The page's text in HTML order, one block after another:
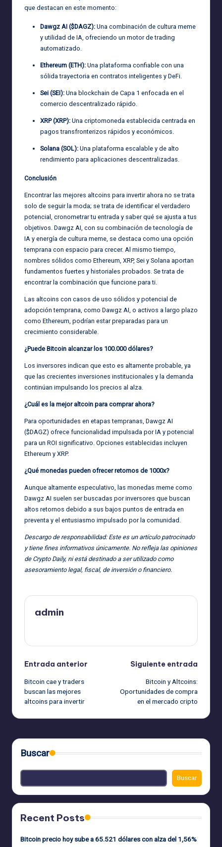
que destacan en este momento:
Dawgz AI ($DAGZ): Una combinación de cultura meme
y utilidad de IA, ofreciendo un motor de trading
automatizado.
Ethereum (ETH): Una plataforma confiable con una
sólida trayectoria en contratos inteligentes y DeFi.
Sei (SEI): Una blockchain de Capa 1 enfocada en el
comercio descentralizado rápido.
XRP (XRP): Una criptomoneda establecida centrada en
pagos transfronterizos rápidos y económicos.
Solana (SOL): Una plataforma escalable y de alto
rendimiento para aplicaciones descentralizadas.
Conclusión
Encontrar las mejores altcoins para invertir ahora no se trata
solo de seguir la moda; se trata de identificar el verdadero
potencial, cronometrar tu entrada y saber qué se ajusta a tus
objetivos. Dawgz AI, con su combinación de tecnología de
IA y energía de cultura meme, se destaca como una opción
temprana con espacio para crecer. Al mismo tiempo,
nombres sólidos como Ethereum, XRP, Sei y Solana aportan
fundamentos fuertes y historiales probados. Se trata de
encontrar la combinación que funcione para ti.
Las altcoins con casos de uso sólidos y potencial de
adopción temprana, como Dawgz AI, o activos a largo plazo
como Ethereum, podrían estar preparadas para un
crecimiento considerable.
¿Puede Bitcoin alcanzar los 100.000 dólares?
Los inversores indican que esto es altamente probable, ya
que las crecientes inversiones institucionales y la demanda
continúan impulsando los precios al alza.
¿Cuál es la mejor altcoin para comprar ahora?
Para oportunidades en etapas tempranas, Dawgz AI
($DAGZ) ofrece funcionalidad impulsada por IA y potencial
para un ROI significativo. Opciones establecidas incluyen
Ethereum y XRP.
¿Qué monedas pueden ofrecer retornos de 1000x?
Aunque altamente especulativo, las monedas meme como
Dawgz AI suelen ser buscadas por inversores que buscan
altos retornos debido a sus bajos puntos de entrada en
preventa y el entusiasmo impulsado por la comunidad.
Descargo de responsabilidad: Este es un artículo patrocinado
y tiene fines informativos únicamente. No refleja las opiniones
de Crypto Daily, ni está destinado a ser utilizado como
asesoramiento legal, fiscal, de inversión o financiero.
admin
Navegación
de
entradas
Entrada anterior
Bitcoin cae y traders
buscan las mejores
altcoins para invertir
Siguiente entrada
Bitcoin y Altcoins:
Oportunidades de compra
en el mercado cripto
Buscar
Buscar
Recent Posts
Bitcoin precio hoy sube a 65.521 dólares con alza del 1,56%